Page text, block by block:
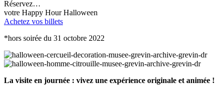
Réservez…
votre Happy Hour Halloween
Achetez vos billets
*hors soirée du 31 octobre 2022
La visite en journée : vivez une expérience originale et animée !